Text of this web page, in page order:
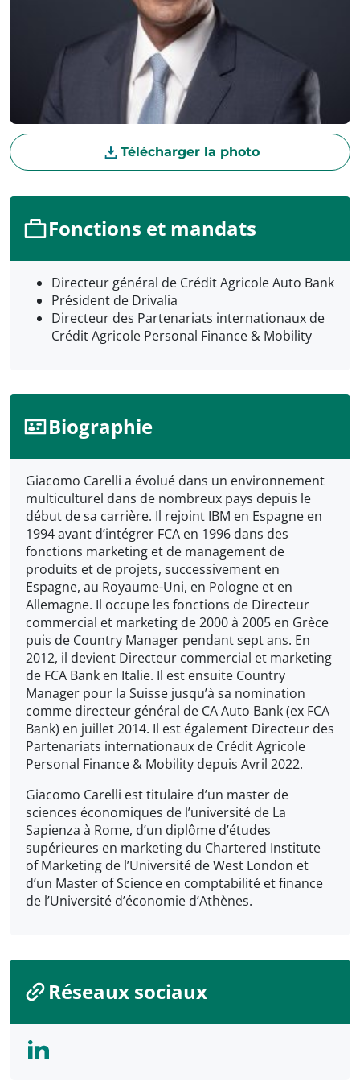
Télécharger la photo
Fonctions et mandats
Directeur général de Crédit Agricole Auto Bank
Président de Drivalia
Directeur des Partenariats internationaux de
Crédit Agricole Personal Finance & Mobility
Biographie
Giacomo Carelli a évolué dans un environnement
multiculturel dans de nombreux pays depuis le
début de sa carrière. Il rejoint IBM en Espagne en
1994 avant d’intégrer FCA en 1996 dans des
fonctions marketing et de management de
produits et de projets, successivement en
Espagne, au Royaume-Uni, en Pologne et en
Allemagne. Il occupe les fonctions de Directeur
commercial et marketing de 2000 à 2005 en Grèce
puis de Country Manager pendant sept ans. En
2012, il devient Directeur commercial et marketing
de FCA Bank en Italie. Il est ensuite Country
Manager pour la Suisse jusqu’à sa nomination
comme directeur général de CA Auto Bank (ex FCA
Bank) en juillet 2014. Il est également Directeur des
Partenariats internationaux de Crédit Agricole
Personal Finance & Mobility depuis Avril 2022.
Giacomo Carelli est titulaire d’un master de
sciences économiques de l’université de La
Sapienza à Rome, d’un diplôme d’études
supérieures en marketing du Chartered Institute
of Marketing de l’Université de West London et
d’un Master of Science en comptabilité et finance
de l’Université d’économie d’Athènes.
Réseaux sociaux